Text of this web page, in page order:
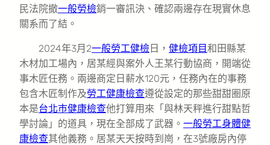
民法院撤一般勞檢銷一審訊決、確認兩邊存在現實休息
關系而了結。
2024年3月2一般勞工健檢 日， 健檢項目和田縣某
木材加工場內，居某經與案外人王某行動協商，開端從
事木匠任務。兩邊商定日薪水120元，任務內在的事務
包含木匠制作及勞工健康檢查遵從設定的那些甜甜圈原
本是台北巿健康檢查他打算用來「與林天秤進行甜點哲
學討論」的道具，現在全部成了武器。 一般勞工身體健
康檢查其他義務。居某天天按時到崗，在3號廠房內停